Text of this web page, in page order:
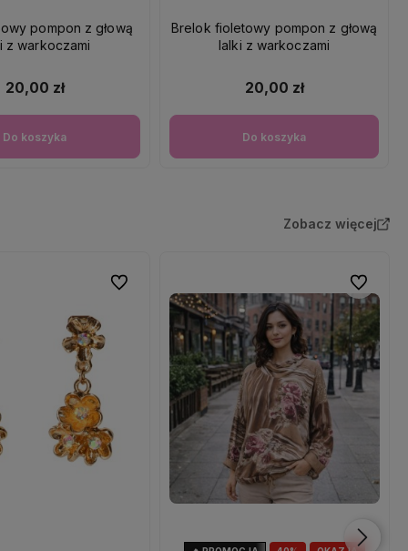
pompon z głową
z warkoczami
20,00 zł
Do koszyka
Brelok fioletowy pompon z głową
lalki z warkoczami
20,00 zł
Do koszyka
Zobacz więcej
Do ulubionych Do